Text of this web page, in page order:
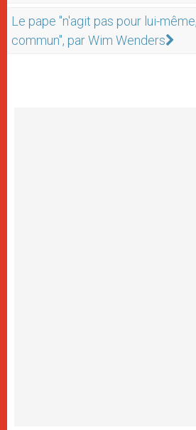
Le pape "n'agit pas pour lui-
commun", par Wim Wenders